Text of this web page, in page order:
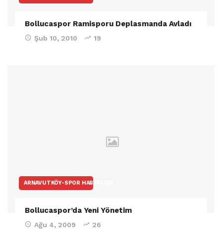
Bollucaspor Ramisporu Deplasmanda Avladı
Şub 10, 2010 19
ARNAVUTKÖY-SPOR HABERLERI
Bollucaspor’da Yeni Yönetim
Ağu 4, 2009 26